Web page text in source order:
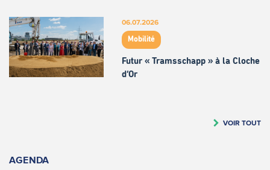
06.07.2026
Mobilité
Futur « Tramsschapp » à la Cloche
d’Or
VOIR TOUT
AGENDA